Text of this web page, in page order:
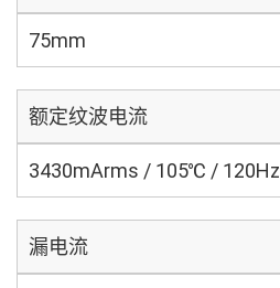
75mm
额定纹波电流
3430mArms / 105℃ / 120Hz
漏电流